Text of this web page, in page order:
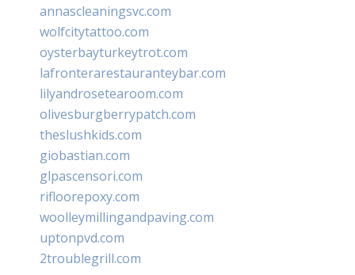
annascleaningsvc.com
wolfcitytattoo.com
oysterbayturkeytrot.com
lafronterarestauranteybar.com
lilyandrosetearoom.com
olivesburgberrypatch.com
theslushkids.com
giobastian.com
glpascensori.com
rifloorepoxy.com
woolleymillingandpaving.com
uptonpvd.com
2troublegrill.com